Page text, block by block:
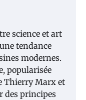
science et art
tendance
modernes.
popularisée
Thierry Marx et
des principes